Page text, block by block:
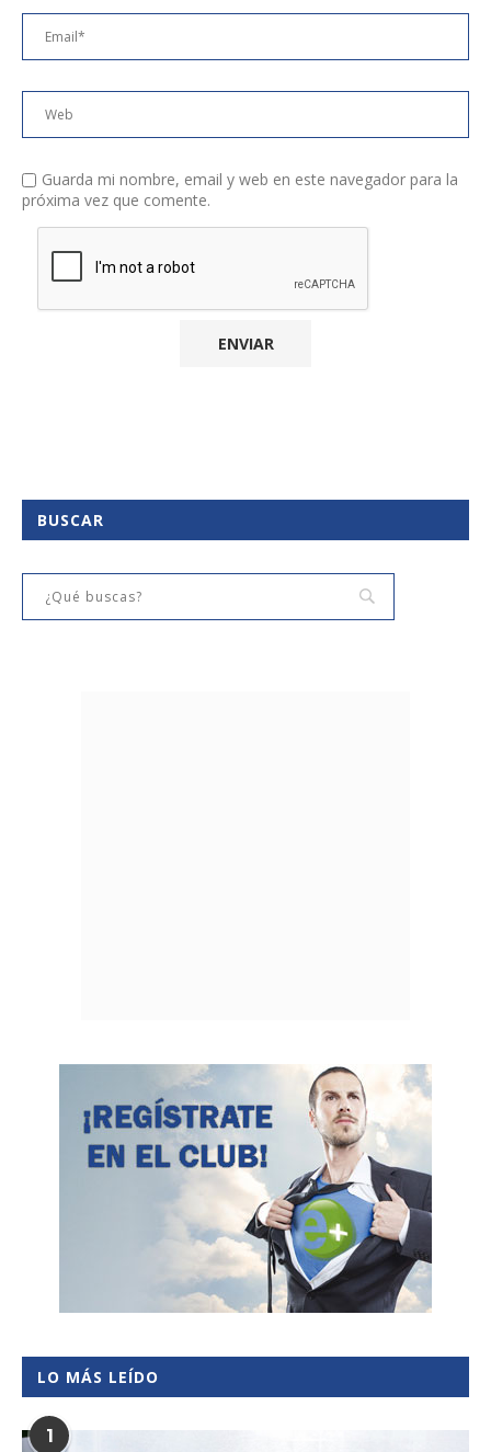
Guarda mi nombre, email y web en este navegador para la
próxima vez que comente.
BUSCAR
LO MÁS LEÍDO
1